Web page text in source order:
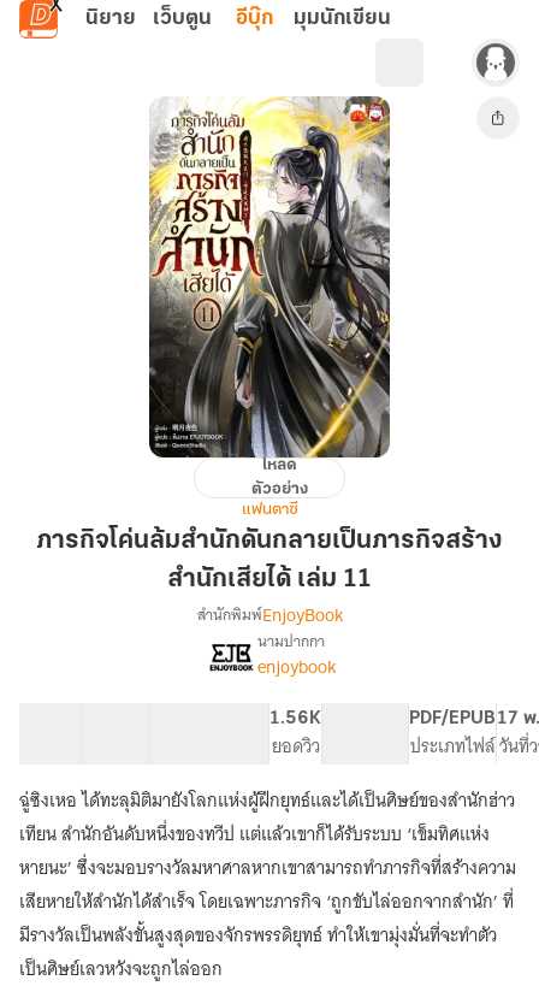
ข้ามไปยังเนื้อหาหลัก
นิยาย เว็บตูน อีบุ๊ก มุมนักเขียน
ภารกิจ
ล้ม
สำนัก
ดัน
สร้าง
เสีย
ได้
เล่ม
11
โหลด
ตัวอย่าง
แฟนตาซี
ภารกิจโค่นล้มสำนักดันกลายเป็นภารกิจสร้าง
สำนักเสียได้ เล่ม 11
เรื่อง
ภารกิจ
โค่น
ล้ม
สำนัก
ดัน
กลาย
เป็น
ภารกิจ
สร้าง
สำนัก
เสีย
ได้
สำนักพิมพ์EnjoyBook
นามปากกา
enjoybook
1.56K
ยอดวิว
PDF/EPUB
ประเภทไฟล์
17
วันที่
ฉู่ซิงเหอ ได้ทะลุมิติมายังโลกแห่งผู้ฝึกยุทธ์และได้เป็นศิษย์ของสำนักฮ่าว
เทียน สำนักอันดับหนึ่งของทวีป แต่แล้วเขาก็ได้รับระบบ ‘เข็มทิศแห่ง
หายนะ’ ซึ่งจะมอบรางวัลมหาศาลหากเขาสามารถทำภารกิจที่สร้างความ
เสียหายให้สำนักได้สำเร็จ โดยเฉพาะภารกิจ ‘ถูกขับไล่ออกจากสำนัก’ ที่
มีรางวัลเป็นพลังขั้นสูงสุดของจักรพรรดิยุทธ์ ทำให้เขามุ่งมั่นที่จะทำตัว
เป็นศิษย์เลวหวังจะถูกไล่ออก